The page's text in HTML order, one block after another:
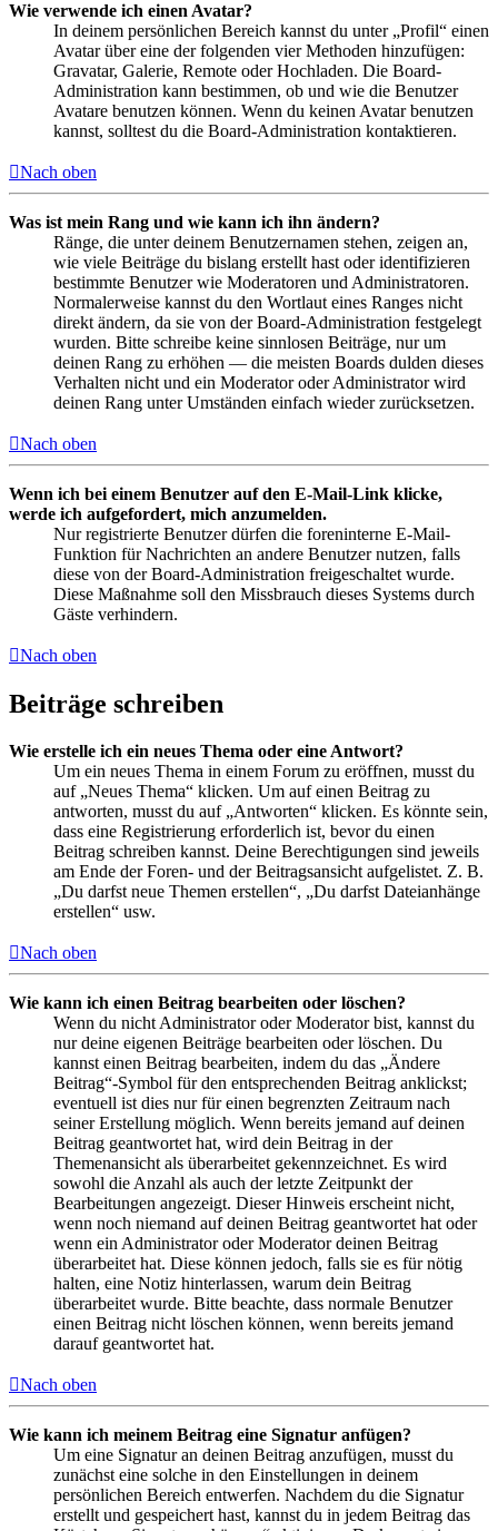
Wie verwende ich einen Avatar?
In deinem persönlichen Bereich kannst du unter „Profil“ einen
Avatar über eine der folgenden vier Methoden hinzufügen:
Gravatar, Galerie, Remote oder Hochladen. Die Board-
Administration kann bestimmen, ob und wie die Benutzer
Avatare benutzen können. Wenn du keinen Avatar benutzen
kannst, solltest du die Board-Administration kontaktieren.
Nach oben
Was ist mein Rang und wie kann ich ihn ändern?
Ränge, die unter deinem Benutzernamen stehen, zeigen an,
wie viele Beiträge du bislang erstellt hast oder identifizieren
bestimmte Benutzer wie Moderatoren und Administratoren.
Normalerweise kannst du den Wortlaut eines Ranges nicht
direkt ändern, da sie von der Board-Administration festgelegt
wurden. Bitte schreibe keine sinnlosen Beiträge, nur um
deinen Rang zu erhöhen — die meisten Boards dulden dieses
Verhalten nicht und ein Moderator oder Administrator wird
deinen Rang unter Umständen einfach wieder zurücksetzen.
Nach oben
Wenn ich bei einem Benutzer auf den E-Mail-Link klicke,
werde ich aufgefordert, mich anzumelden.
Nur registrierte Benutzer dürfen die foreninterne E-Mail-
Funktion für Nachrichten an andere Benutzer nutzen, falls
diese von der Board-Administration freigeschaltet wurde.
Diese Maßnahme soll den Missbrauch dieses Systems durch
Gäste verhindern.
Nach oben
Beiträge schreiben
Wie erstelle ich ein neues Thema oder eine Antwort?
Um ein neues Thema in einem Forum zu eröffnen, musst du
auf „Neues Thema“ klicken. Um auf einen Beitrag zu
antworten, musst du auf „Antworten“ klicken. Es könnte sein,
dass eine Registrierung erforderlich ist, bevor du einen
Beitrag schreiben kannst. Deine Berechtigungen sind jeweils
am Ende der Foren- und der Beitragsansicht aufgelistet. Z. B.
„Du darfst neue Themen erstellen“, „Du darfst Dateianhänge
erstellen“ usw.
Nach oben
Wie kann ich einen Beitrag bearbeiten oder löschen?
Wenn du nicht Administrator oder Moderator bist, kannst du
nur deine eigenen Beiträge bearbeiten oder löschen. Du
kannst einen Beitrag bearbeiten, indem du das „Ändere
Beitrag“-Symbol für den entsprechenden Beitrag anklickst;
eventuell ist dies nur für einen begrenzten Zeitraum nach
seiner Erstellung möglich. Wenn bereits jemand auf deinen
Beitrag geantwortet hat, wird dein Beitrag in der
Themenansicht als überarbeitet gekennzeichnet. Es wird
sowohl die Anzahl als auch der letzte Zeitpunkt der
Bearbeitungen angezeigt. Dieser Hinweis erscheint nicht,
wenn noch niemand auf deinen Beitrag geantwortet hat oder
wenn ein Administrator oder Moderator deinen Beitrag
überarbeitet hat. Diese können jedoch, falls sie es für nötig
halten, eine Notiz hinterlassen, warum dein Beitrag
überarbeitet wurde. Bitte beachte, dass normale Benutzer
einen Beitrag nicht löschen können, wenn bereits jemand
darauf geantwortet hat.
Nach oben
Wie kann ich meinem Beitrag eine Signatur anfügen?
Um eine Signatur an deinen Beitrag anzufügen, musst du
zunächst eine solche in den Einstellungen in deinem
persönlichen Bereich entwerfen. Nachdem du die Signatur
erstellt und gespeichert hast, kannst du in jedem Beitrag das